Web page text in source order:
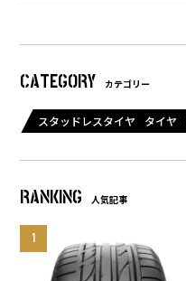
CATEGORY カテゴリー
スタッドレスタイヤ タイヤ
RANKING 人気記事